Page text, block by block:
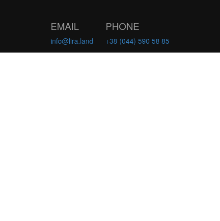
EMAIL
info@lira.land
PHONE
+38 (044) 590 58 85